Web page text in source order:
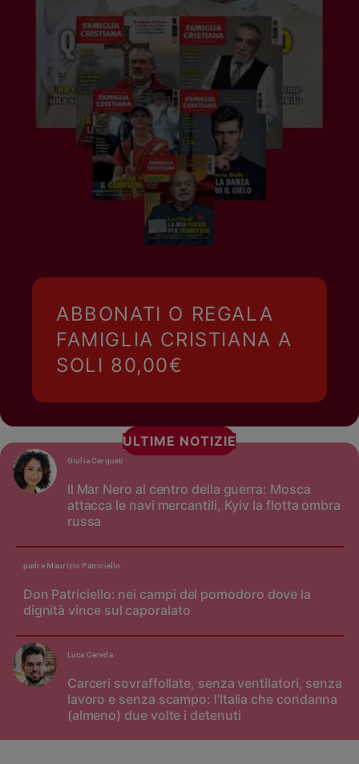
ABBONATI O REGALA
FAMIGLIA CRISTIANA A
SOLI 80,00€
ULTIME NOTIZIE
Il Mar Nero al centro della guerra: Mosca
attacca le navi mercantili, Kyiv la flotta ombra
russa
Giulia Cerqueti
Don Patriciello: nei campi del pomodoro dove la
dignità vince sul caporalato
padre Maurizio Patriciello
Carceri sovraffollate, senza ventilatori, senza
lavoro e senza scampo: l'Italia che condanna
(almeno) due volte i detenuti
Luca Cereda